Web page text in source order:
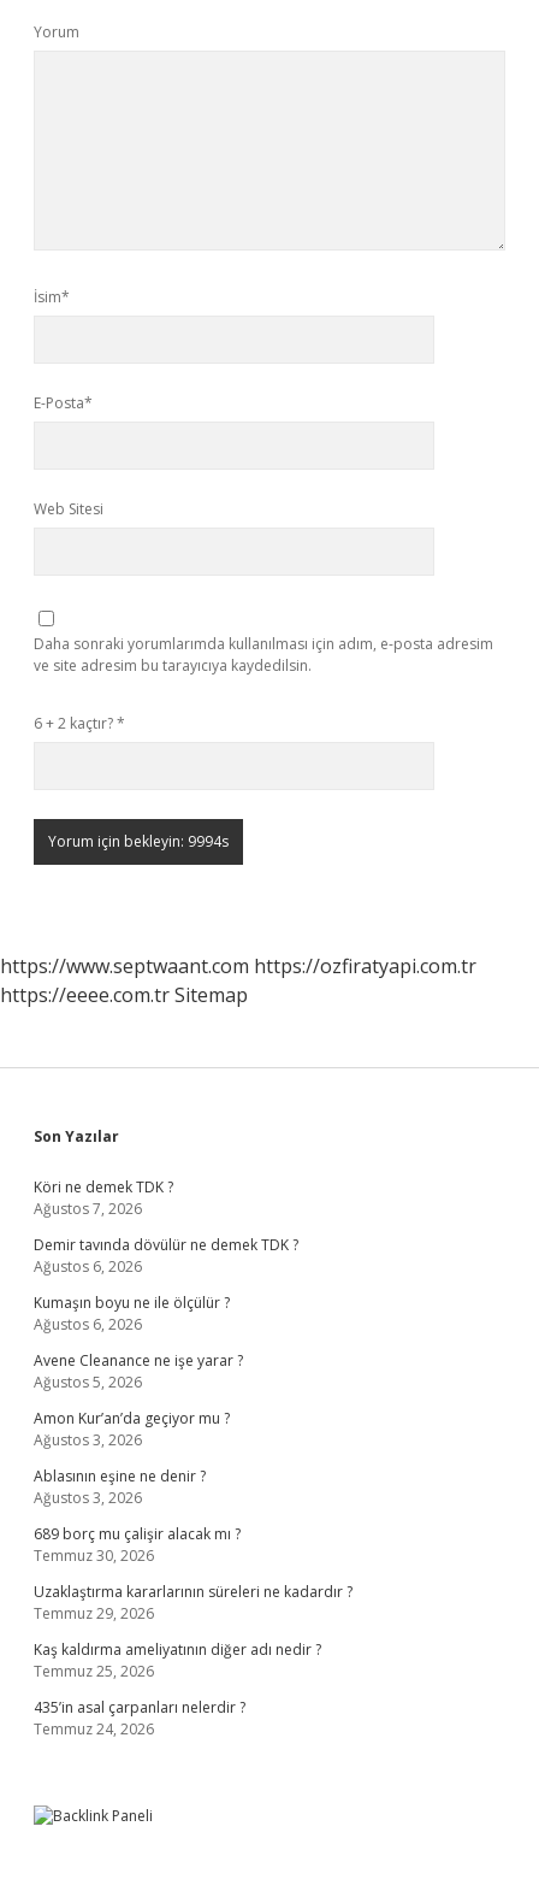
Yorum
İsim*
E-Posta*
Web Sitesi
Daha sonraki yorumlarımda kullanılması için adım, e-posta adresim
ve site adresim bu tarayıcıya kaydedilsin.
6 + 2 kaçtır?*
https://www.septwaant.com https://ozfiratyapi.com.tr
https://eeee.com.trSitemap
Sidebar
Son Yazılar
Köri ne demek TDK ?
Ağustos 7, 2026
Demir tavında dövülür ne demek TDK ?
Ağustos 6, 2026
Kumaşın boyu ne ile ölçülür ?
Ağustos 6, 2026
Avene Cleanance ne işe yarar ?
Ağustos 5, 2026
Amon Kur’an’da geçiyor mu ?
Ağustos 3, 2026
Ablasının eşine ne denir ?
Ağustos 3, 2026
689 borç mu çalişir alacak mı ?
Temmuz 30, 2026
Uzaklaştırma kararlarının süreleri ne kadardır ?
Temmuz 29, 2026
Kaş kaldırma ameliyatının diğer adı nedir ?
Temmuz 25, 2026
435’in asal çarpanları nelerdir ?
Temmuz 24, 2026